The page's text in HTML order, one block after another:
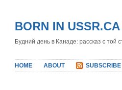
BORN IN
Будний день в Канаде: рассказ с той
HOME ABOUT SUBSCRIBE